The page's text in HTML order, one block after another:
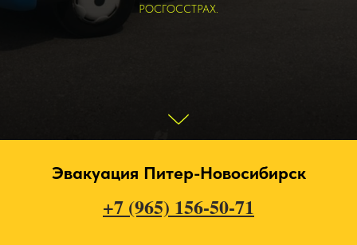
РОСГОССТРАХ.
Эвакуация Питер-Новосибирск
+7 (965) 156-50-71